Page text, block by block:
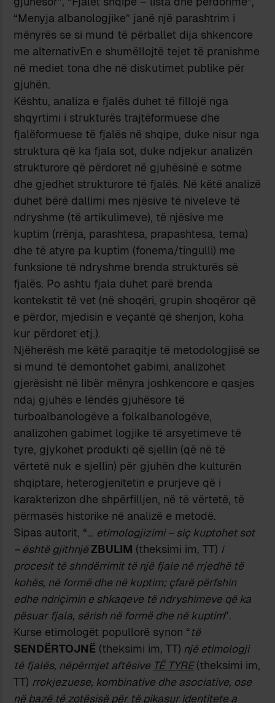
“Menyja albanologjike” janë një parashtrim i
mënyrës se si mund të përballet dija shkencore
me alternativEn e shumëllojtë tejet të pranishme
në mediet tona dhe në diskutimet publike për
gjuhën.
Kështu, analiza e fjalës duhet të fillojë nga
shqyrtimi i strukturës trajtëformuese dhe
fjalëformuese të fjalës në shqipe, duke nisur nga
struktura që ka fjala sot, duke ndjekur analizën
strukturore që përdoret në gjuhësinë e sotme
dhe gjedhet strukturore të fjalës. Në këtë analizë
duhet bërë dallimi mes njësive të niveleve të
ndryshme (të artikulimeve), të njësive me
kuptim (rrënja, parashtesa, prapashtesa, tema)
dhe të atyre pa kuptim (fonema/tingulli) me
funksione të ndryshme brenda strukturës së
fjalës. Po ashtu fjala duhet parë brenda
kontekstit të vet (në shoqëri, grupin shoqëror që
e përdor, mjedisin e veçantë që shenjon, koha
kur përdoret etj.).
Njëherësh me këtë paraqitje të metodologjisë se
si mund të demontohet gabimi, analizohet
gjerësisht në libër mënyra joshkencore e qasjes
ndaj gjuhës e lëndës gjuhësore të
turboalbanologëve a folkalbanologëve,
analizohen gabimet logjike të arsyetimeve të
tyre, gjykohet produkti që sjellin (që në të
vërtetë nuk e sjellin) për gjuhën dhe kulturën
shqiptare, heterogjenitetin e prurjeve që i
karakterizon dhe shpërfilljen, në të vërtetë, të
përmasës historike në analizë e metodë.
Sipas autorit, “… etimologjizimi – siç kuptohet sot
– është gjithnjëZBULIM (theksimi im, TT) i
procesit të shndërrimit të një fjale në rrjedhë të
kohës, në formë dhe në kuptim; çfarë përfshin
edhe ndriçimin e shkaqeve të ndryshimeve që ka
pësuar fjala, sërish në formë dhe në kuptim”.
Kurse etimologët popullorë synon “të
SENDËRTOJNË (theksimi im, TT) një etimologji
të fjalës, nëpërmjet aftësive TË TYRE (theksimi im,
TT) rrokjezuese, kombinative dhe asociative, ose
në bazë të zotësisë për të pikasur identitete a